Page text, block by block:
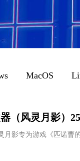
MacOS
（风灵月影）
月影专为游戏《匹诺曹